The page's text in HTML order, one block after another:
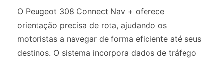
O Peugeot 308 Connect Nav + oferece
orientação precisa de rota, ajudando os
motoristas a navegar de forma eficiente até seus
destinos. O sistema incorpora dados de tráfego